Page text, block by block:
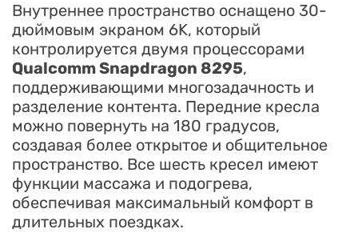
Внутреннее пространство оснащено 30-
дюймовым экраном 6K, который
контролируется двумя процессорами
Qualcomm Snapdragon 8295,
поддерживающими многозадачность и
разделение контента. Передние кресла
можно повернуть на 180 градусов,
создавая более открытое и общительное
пространство. Все шесть кресел имеют
функции массажа и подогрева,
обеспечивая максимальный комфорт в
длительных поездках.